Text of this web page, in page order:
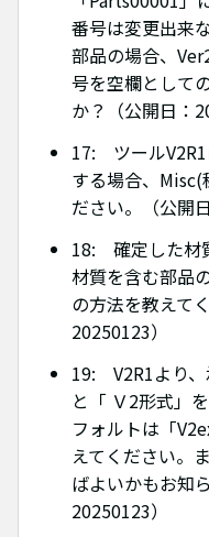
番号は変更出来
部品の場合、
号を空欄として
か？（公開日：
17: ツールV2R1
する場合、Misc(
ださい。（公開
18: 確定した材
材質を含む部品
の方法を教えて
20250123）
19: V2R1より、
と「 Ｖ2形式」
フォルトは「
えてください。
ばよいかもお知
20250123）